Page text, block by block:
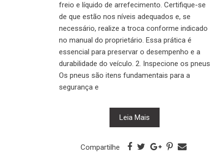
freio e líquido de arrefecimento. Certifique-se
de que estão nos níveis adequados e, se
necessário, realize a troca conforme indicado
no manual do proprietário. Essa prática é
essencial para preservar o desempenho e a
durabilidade do veículo. 2. Inspecione os pneus
Os pneus são itens fundamentais para a
segurança e
Leia Mais
Compartilhe